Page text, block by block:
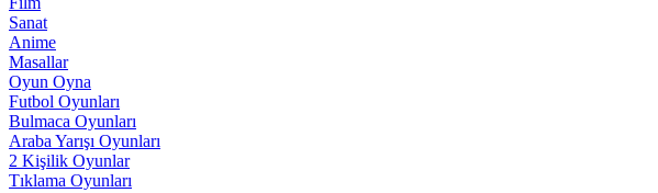
Sanat
Anime
Masallar
Oyun Oyna
Futbol Oyunları
Bulmaca Oyunları
Araba Yarışı Oyunları
2 Kişilik Oyunlar
Tıklama Oyunları